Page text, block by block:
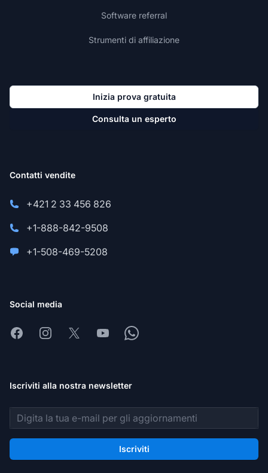
Software referral
Strumenti di affiliazione
Inizia prova gratuita
Consulta un esperto
Contatti vendite
+421 2 33 456 826
+1-888-842-9508
+1-508-469-5208
Social media
FacebookInstagram
X YoutubeWhatsapp
Iscriviti alla nostra newsletter
Indirizzo email
Iscriviti